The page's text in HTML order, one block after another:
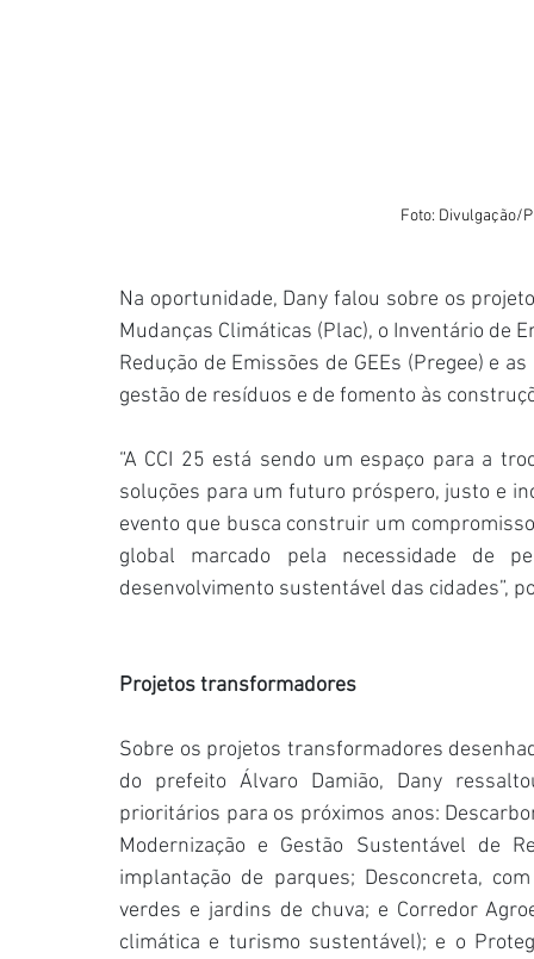
Foto: Divulgação/
Na oportunidade, Dany falou sobre os
Mudanças Climáticas (Plac), o Inventário de
Redução de Emissões de GEEs (Pregee) e
gestão de resíduos e de fomento às
“A CCI 25 está sendo um espaço para a
soluções para um futuro próspero, justo e
evento que busca construir um
global marcado pela necessidade de
desenvolvimento sustentável das cidades”,
Projetos transformadores
Sobre os projetos transformadores
do prefeito Álvaro Damião, Dany
prioritários para os próximos anos:
Modernização e Gestão Sustentável de
implantação de parques; Desconcreta,
verdes e jardins de chuva; e Corredor
climática e turismo sustentável); e o